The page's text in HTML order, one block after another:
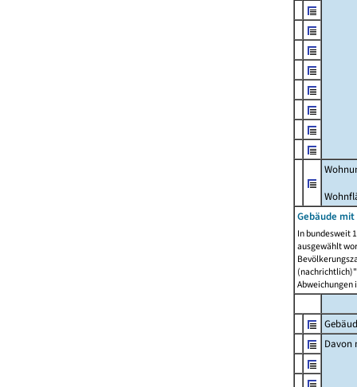
Gebäude
In bundesweit
ausgewählt
Abweichungen
Davon